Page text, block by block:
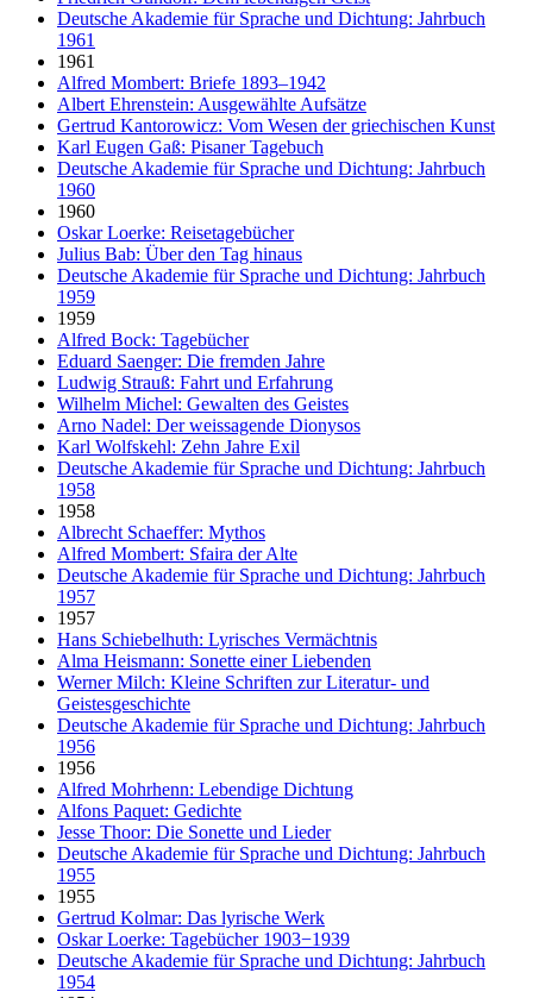
Deutsche Akademie für Sprache und Dichtung: Jahrbuch
1961
1961
Alfred Mombert: Briefe 1893–1942
Albert Ehrenstein: Ausgewählte Aufsätze
Gertrud Kantorowicz: Vom Wesen der griechischen Kunst
Karl Eugen Gaß: Pisaner Tagebuch
Deutsche Akademie für Sprache und Dichtung: Jahrbuch
1960
1960
Oskar Loerke: Reisetagebücher
Julius Bab: Über den Tag hinaus
Deutsche Akademie für Sprache und Dichtung: Jahrbuch
1959
1959
Alfred Bock: Tagebücher
Eduard Saenger: Die fremden Jahre
Ludwig Strauß: Fahrt und Erfahrung
Wilhelm Michel: Gewalten des Geistes
Arno Nadel: Der weissagende Dionysos
Karl Wolfskehl: Zehn Jahre Exil
Deutsche Akademie für Sprache und Dichtung: Jahrbuch
1958
1958
Albrecht Schaeffer: Mythos
Alfred Mombert: Sfaira der Alte
Deutsche Akademie für Sprache und Dichtung: Jahrbuch
1957
1957
Hans Schiebelhuth: Lyrisches Vermächtnis
Alma Heismann: Sonette einer Liebenden
Werner Milch: Kleine Schriften zur Literatur- und
Geistesgeschichte
Deutsche Akademie für Sprache und Dichtung: Jahrbuch
1956
1956
Alfred Mohrhenn: Lebendige Dichtung
Alfons Paquet: Gedichte
Jesse Thoor: Die Sonette und Lieder
Deutsche Akademie für Sprache und Dichtung: Jahrbuch
1955
1955
Gertrud Kolmar: Das lyrische Werk
Oskar Loerke: Tagebücher 1903−1939
Deutsche Akademie für Sprache und Dichtung: Jahrbuch
1954